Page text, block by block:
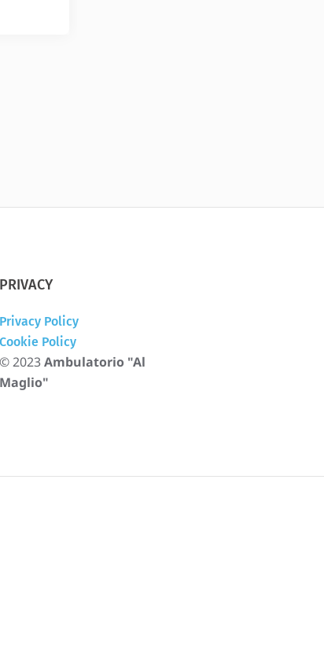
PRIVACY
Privacy Policy
Cookie Policy
© 2023Ambulatorio "Al
Maglio"